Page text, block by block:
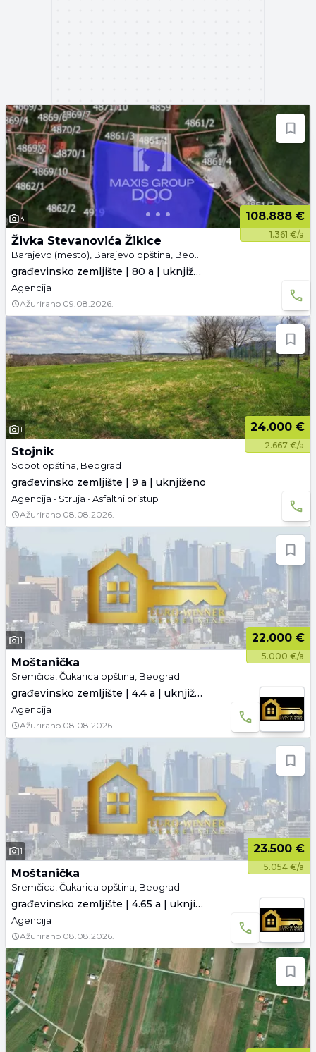
3 108.888 €
1.361 €/a
Živka Stevanovića Žikice
Barajevo (mesto), Barajevo opština, Beograd
građevinsko zemljište | 80 a | uknjiženo
Agencija
Ažurirano 09.08.2026.
1 24.000 €
2.667 €/a
Stojnik
Sopot opština, Beograd
građevinsko zemljište | 9 a | uknjiženo
Agencija • Struja • Asfaltni pristup
Ažurirano 08.08.2026.
1 22.000 €
5.000 €/a
Moštanička
Sremčica, Čukarica opština, Beograd
građevinsko zemljište | 4.4 a | uknjiženo
Agencija
Ažurirano 08.08.2026.
1 23.500 €
5.054 €/a
Moštanička
Sremčica, Čukarica opština, Beograd
građevinsko zemljište | 4.65 a | uknjiženo
Agencija
Ažurirano 08.08.2026.